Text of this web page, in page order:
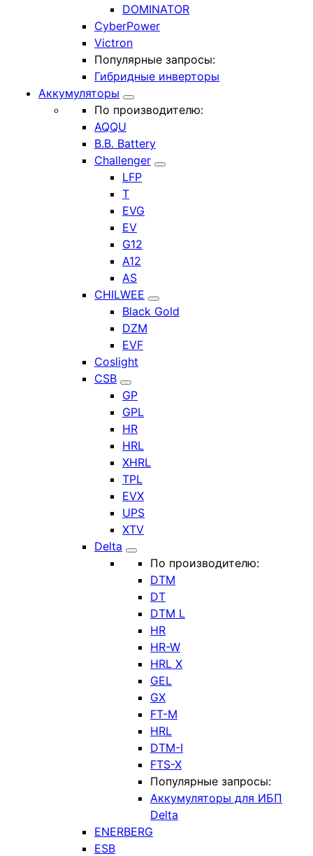
DOMINATOR
CyberPower
Victron
Популярные запросы:
Гибридные инверторы
Аккумуляторы
По производителю:
AQQU
B.B. Battery
Challenger
LFP
T
EVG
EV
G12
A12
AS
CHILWEE
Black Gold
DZM
EVF
Coslight
CSB
GP
GPL
HR
HRL
XHRL
TPL
EVX
UPS
XTV
Delta
По производителю:
DTM
DT
DTM L
HR
HR-W
HRL X
GEL
GX
FT-M
HRL
DTM-I
FTS-X
Популярные запросы:
Аккумуляторы для ИБП
Delta
ENERBERG
ESB